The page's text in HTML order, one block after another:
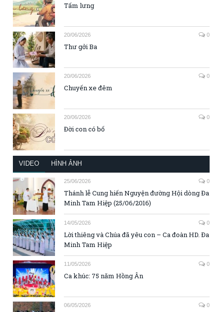
Tấm lưng
20/06/2026 0
Thư gởi Ba
20/06/2026 0
Chuyến xe đêm
20/06/2026 0
Đời con có bố
VIDEO HÌNH ẢNH
25/06/2026 0
Thánh lễ Cung hiến Nguyện đường Hội dòng Đa
Minh Tam Hiệp (25/06/2016)
14/05/2026 0
Lời thiêng và Chúa đã yêu con – Ca đoàn HD. Đa
Minh Tam Hiệp
11/05/2026 0
Ca khúc: 75 năm Hồng Ân
06/05/2026 0